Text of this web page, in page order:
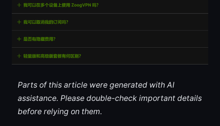
Parts of this article were generated with AI
assistance. Please double-check important details
before relying on them.